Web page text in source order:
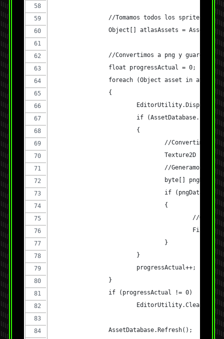
		//Tomamos todos los sprites
Object[] atlasAssets =
		//Convertimos a png y guardamos
		float progressActual = 0;
foreach (Object asset in
		{
if
			{
				//Convertimos
Texture2D img
				//Generamos PNG
byte[] pngData
if (pngData !=
				{
//
				}
			}
			progressActual++;
		}
		if (progressActual != 0)
		AssetDatabase.Refresh();